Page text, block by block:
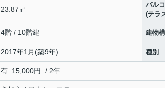
23.87㎡
バル
(テラ
4階 / 10階建 建物
2017年1月(築9年) 種別
有 15,000円 / 2年